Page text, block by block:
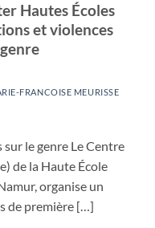
Hautes Écoles
et violences
FRANCOISE MEURISSE
le genre Le Centre
de la Haute École
organise un
de première […]